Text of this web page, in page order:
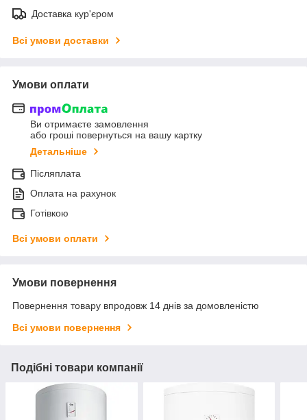
Доставка кур'єром
Всі умови доставки
Умови оплати
Ви отримаєте замовлення
або гроші повернуться на вашу картку
Детальніше
Післяплата
Оплата на рахунок
Готівкою
Всі умови оплати
Умови повернення
Повернення товару впродовж 14 днів за домовленістю
Всі умови повернення
Подібні товари компанії